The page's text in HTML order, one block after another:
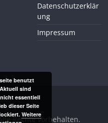
Datenschutzerklär
ung
Impressum
Rechte vorbehalten.
benutzt
sind
essentiell
dieser Seite
Weitere